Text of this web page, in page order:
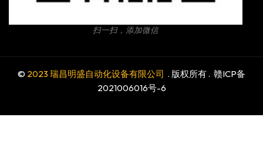
扫一扫，添加微信
© 2023 瑞昌明盛自动化设备有限公司 . 版权所有 . 赣ICP备
2021006016号-6